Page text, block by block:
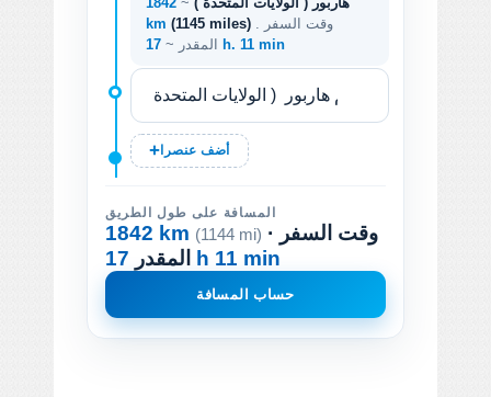
km (1145 miles)
المقدر ~ 17 h. 11 min
أضف عنصرا
المسافة على طول الطريق
1842 km (1144 mi) · وقت السفر
المقدر 17 h 11 min
حساب المسافة